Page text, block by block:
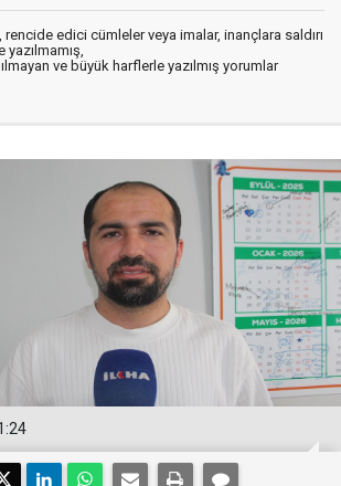
rencide edici cümleler veya imalar, inançlara saldırı
yazılmamış,
ve büyük harflerle yazılmış yorumlar